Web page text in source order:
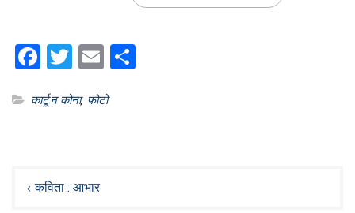
Facebook
Twitter
Email
कार्टून कोना, फोटो
navigation
कविता : आभार